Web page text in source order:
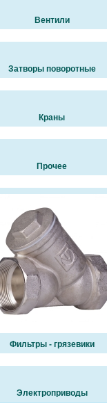
Вентили
Затворы поворотные
Краны
Прочее
Фильтры - грязевики
Электроприводы